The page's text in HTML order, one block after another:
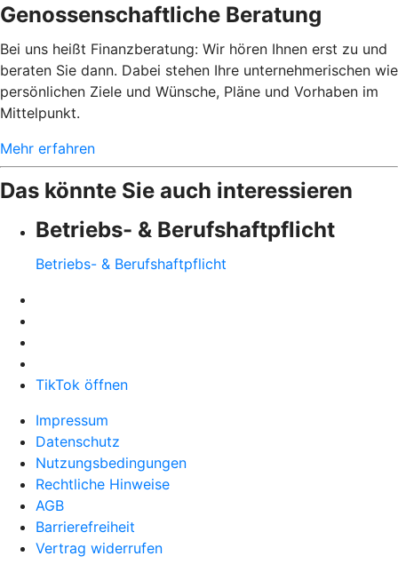
Genossenschaftliche Beratung
Bei uns heißt Finanzberatung: Wir hören Ihnen erst zu und
beraten Sie dann. Dabei stehen Ihre unternehmerischen wie
persönlichen Ziele und Wünsche, Pläne und Vorhaben im
Mittelpunkt.
Mehr erfahren
Das könnte Sie auch interessieren
Betriebs- & Berufshaftpflicht
Betriebs- & Berufshaftpflicht
TikTok öffnen
Impressum
Datenschutz
Nutzungsbedingungen
Rechtliche Hinweise
AGB
Barrierefreiheit
Vertrag widerrufen